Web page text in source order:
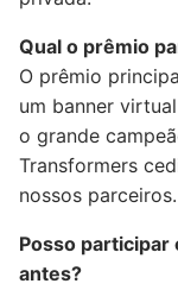
Qual o prêmio
O prêmio
um banner
o grande
Transformers
nossos
Posso participar
antes?